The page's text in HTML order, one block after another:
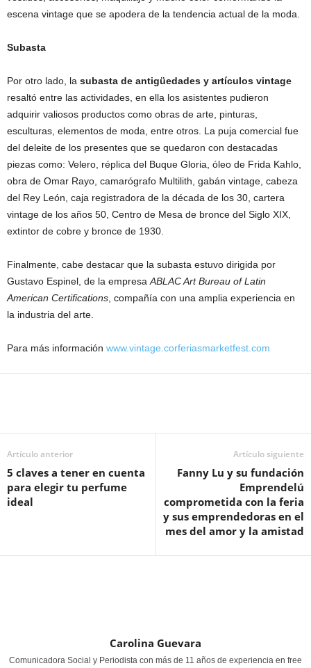
escena vintage que se apodera de la tendencia actual de la moda.
Subasta
Por otro lado, la subasta de antigüedades y artículos vintage
resaltó entre las actividades, en ella los asistentes pudieron
adquirir valiosos productos como obras de arte, pinturas,
esculturas, elementos de moda, entre otros. La puja comercial fue
del deleite de los presentes que se quedaron con destacadas
piezas como: Velero, réplica del Buque Gloria, óleo de Frida Kahlo,
obra de Omar Rayo, camarógrafo Multilith, gabán vintage, cabeza
del Rey León, caja registradora de la década de los 30, cartera
vintage de los años 50, Centro de Mesa de bronce del Siglo XIX,
extintor de cobre y bronce de 1930.
Finalmente, cabe destacar que la subasta estuvo dirigida por
Gustavo Espinel, de la empresa ABLAC Art Bureau of Latin
American Certifications , compañía con una amplia experiencia en
la industria del arte.
Para más información www.vintage.corferiasmarketfest.com
Artículo anterior
5 claves a tener en cuenta
para elegir tu perfume
ideal
Artículo siguiente
Fanny Lu y su fundación
Emprendelú
comprometida con la feria
y sus emprendedoras en el
mes del amor y la amistad
Carolina Guevara
Comunicadora Social y Periodista con más de 11 años de experiencia en free